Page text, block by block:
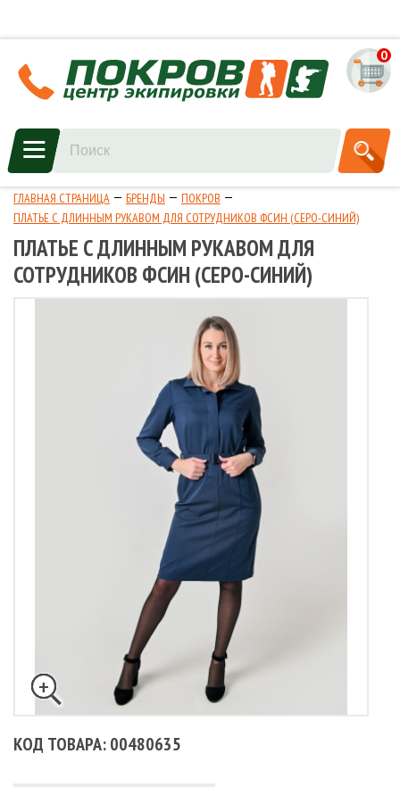
0
ГЛАВНАЯ СТРАНИЦА БРЕНДЫ
ПОКРОВ
ПЛАТЬЕ С ДЛИННЫМ РУКАВОМ ДЛЯ СОТРУДНИКОВ ФСИН (СЕРО-СИНИЙ)
ПЛАТЬЕ С ДЛИННЫМ РУКАВОМ ДЛЯ
СОТРУДНИКОВ ФСИН (СЕРО-СИНИЙ)
КОД ТОВАРА: 00480635